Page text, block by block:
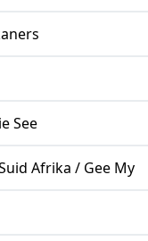
See
Afrika / Gee My